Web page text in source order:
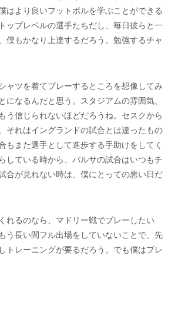
はより良いフットボルを学ぶことができる
ップレベルの選手たちだし、毎日彼らと一
僕もかなり上達するだろう。勉強するチャ
ャツを着てプレーするところを想像してみ
になるんだと思う。スタジアムの雰囲気、
う信じられないほどだろうね。セスクから
それはイングランドの試合とは違ったもの
もまた選手として進歩する手助けをしてく
している時から、バルサの試合はいつもチ
合が見れない時は、僕にとっての悪い日だ
れるのなら、マドリー戦でプレーしたい
う長い間フル出場をしていないことで、先
トレーニングが要るだろう。でも僕はプレ